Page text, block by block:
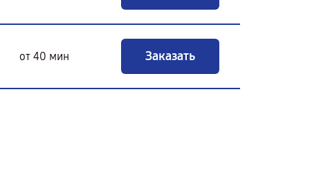
от 40 мин Заказать